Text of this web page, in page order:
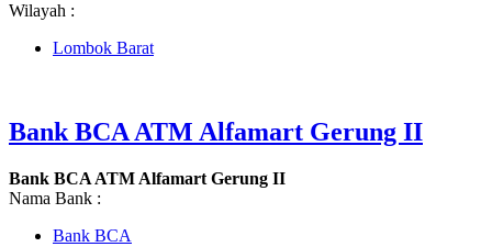
Wilayah :
Lombok Barat
Bank BCA ATM Alfamart Gerung II
Bank BCA ATM Alfamart Gerung II
Nama Bank :
Bank BCA